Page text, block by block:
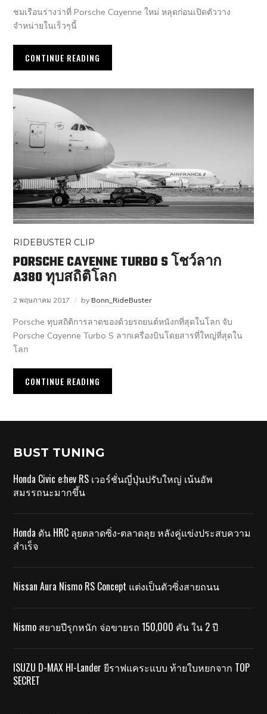
ชมเรือนร่างว่าที่ Porsche Cayenne ใหม่ หลุดก่อนเปิดตัววาง
จำหน่ายในเร็วๆนี้
CONTINUE READING
RIDEBUSTER CLIP
PORSCHE CAYENNE TURBO S โชว์ลาก
A380 ทุบสถิติโลก
2 พฤษภาคม 2017 by Bonn_RideBuster
Porsche ทุบสถิติการลาดของด้วยรถยนต์หนังกที่สุดในโลก จับ
Porsche Cayenne Turbo S ลากเครื่องบินโดยสารที่ใหญ่ที่สุดใน
โลก
CONTINUE READING
BUST TUNING
Honda Civic e:hev RS เวอร์ชั่นญี่ปุ่นปรับใหญ่ เน้นอัพ
สมรรถนะมากขึ้น
Honda ดัน HRC ลุยตลาดซิ่ง-ตลาดลุย หลังคู่แข่งประสบความ
สำเร็จ
Nissan Aura Nismo RS Concept แต่งเป็นตัวซิ่งสายถนน
Nismo สยายปีรุกหนัก จ่อขายรถ 150,000 คัน ใน 2 ปี
ISUZU D-MAX HI-Lander ยีราฟแคระแบบ ท้ายใบหยกจาก TOP
SECRET